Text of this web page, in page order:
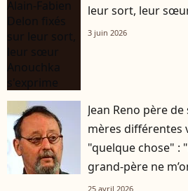
leur sort, leur
3 juin 2026
Jean Reno père
mères différentes
"quelque chose" :
grand-père ne
25 avril 2026